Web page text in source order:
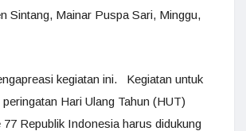
Sintang, Mainar Puspa Sari, Minggu,
kegiatan ini. Kegiatan untuk
Hari Ulang Tahun (HUT)
77 Republik Indonesia harus didukung